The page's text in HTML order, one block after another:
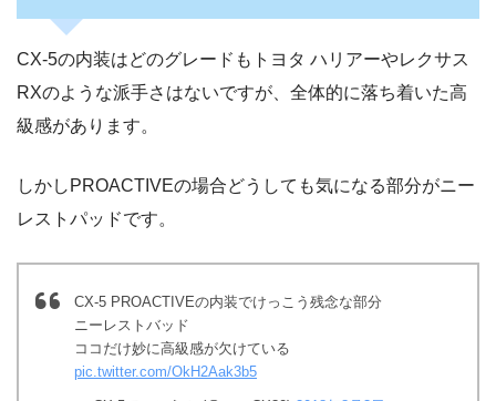
CX-5の内装はどのグレードもトヨタ ハリアーやレクサス
RXのような派手さはないですが、全体的に落ち着いた高
級感があります。
しかしPROACTIVEの場合どうしても気になる部分がニー
レストパッドです。
CX-5 PROACTIVEの内装でけっこう残念な部分
ニーレストバッド
ココだけ妙に高級感が欠けている
pic.twitter.com/OkH2Aak3b5